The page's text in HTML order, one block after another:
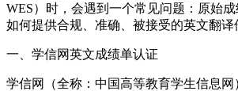
WES）时，会遇到一个常见问题：原始成
如何提供合规、准确、被接受的英文翻译
一、学信网英文成绩单认证
学信网（全称：中国高等教育学生信息